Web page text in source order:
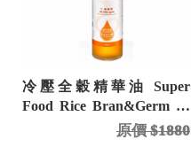
冷壓全穀精華油 Super
Food Rice Bran&Germ oil
原價 $1880